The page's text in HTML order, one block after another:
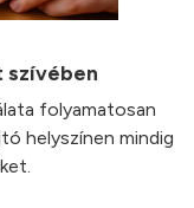
szívében
folyamatosan
helyszínen mindig